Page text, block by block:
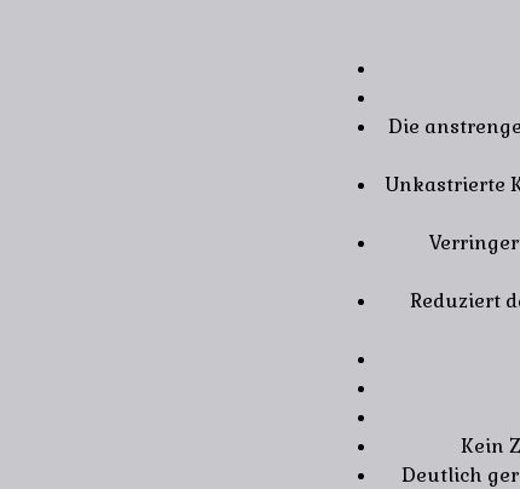
Die
Unkastrierte
Reduziert
Kein
Deutlich